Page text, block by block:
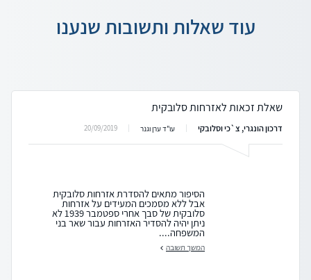
עוד שאלות ותשובות שנענו
שאלת זכאות לאזרחות סלובקית
דרכון הונגרי, צ`כי וסלובקי עו"ד ערן וגנר 20/09/2019
הסיפור מתאים להסדרת אזרחות סלובקית
אבל ללא מסמכים המעידים על אזרחות
סלובקית של סבך אחרי ספטמבר 1939 לא
ניתן יהיה להסדיר האזרחות עבור שאר בני
המשפחה....
המשך תשובה